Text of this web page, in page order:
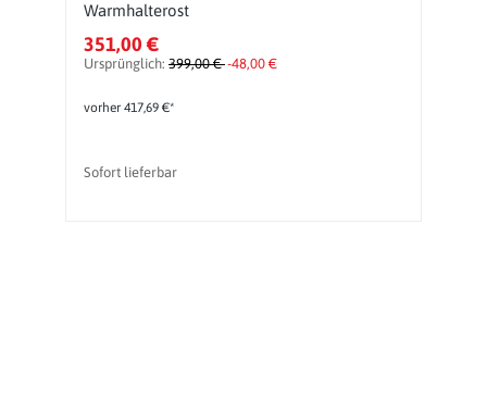
Warmhalterost
351,00 €
Ursprünglich: 399,00 €-48,00 €
vorher 417,69 €*
Sofort lieferbar